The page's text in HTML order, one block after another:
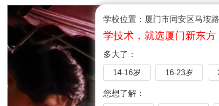
学校位置：厦门市同安区马垵
学技术，就选厦门新东方
多大了：
14-16岁 16-23岁
您想了解：